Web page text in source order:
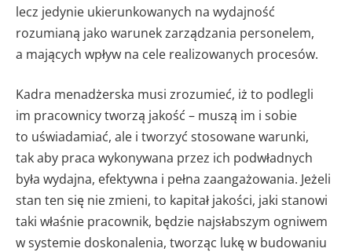
lecz jedynie ukierunkowanych na wydajność
rozumianą jako warunek zarządzania personelem,
a mających wpływ na cele realizowanych procesów.
Kadra menadżerska musi zrozumieć, iż to podlegli
im pracownicy tworzą jakość – muszą im i sobie
to uświadamiać, ale i tworzyć stosowane warunki,
tak aby praca wykonywana przez ich podwładnych
była wydajna, efektywna i pełna zaangażowania. Jeżeli
stan ten się nie zmieni, to kapitał jakości, jaki stanowi
taki właśnie pracownik, będzie najsłabszym ogniwem
w systemie doskonalenia, tworząc lukę w budowaniu